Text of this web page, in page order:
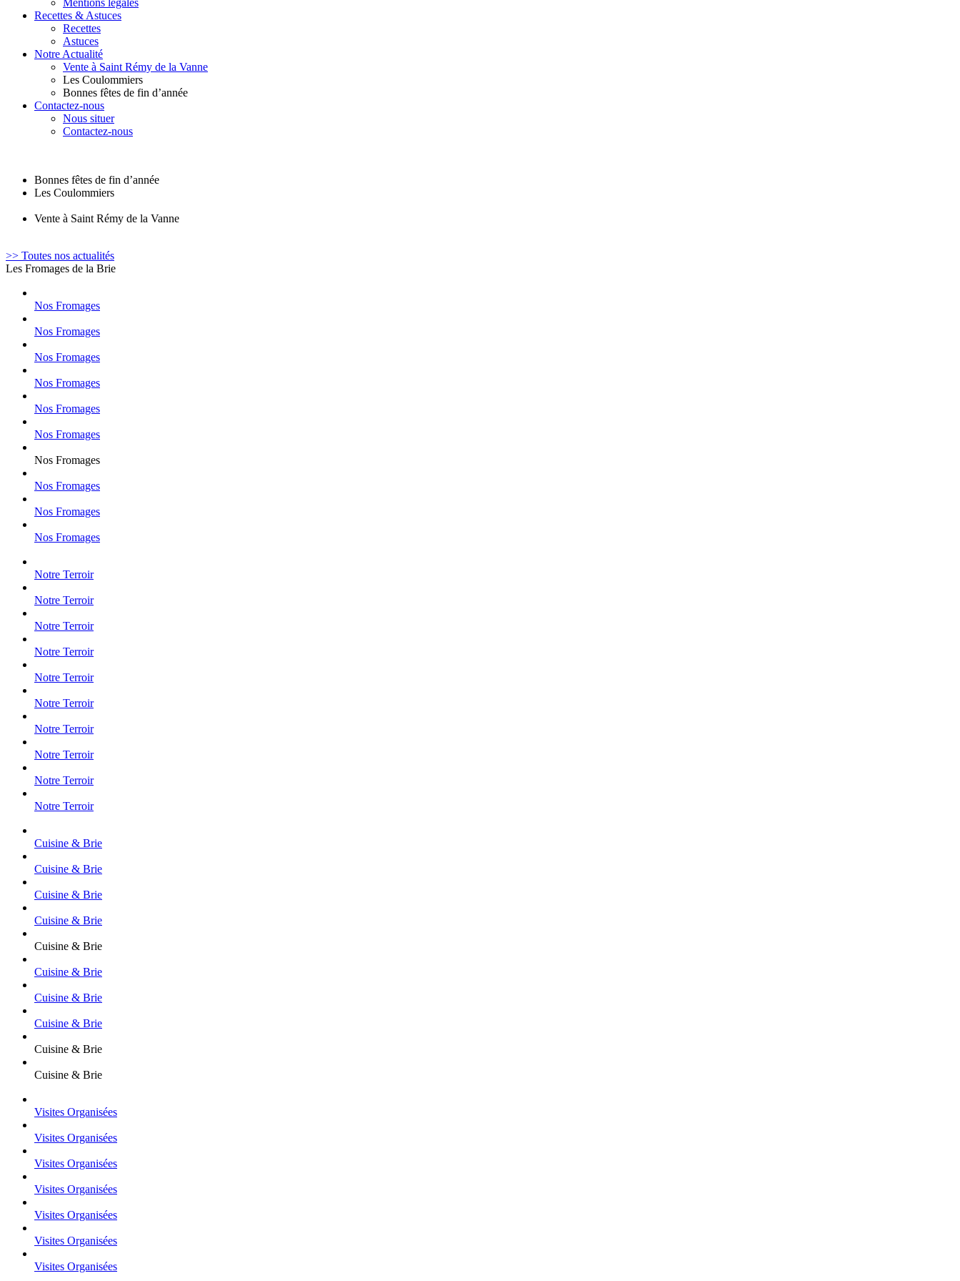
Mentions légales
Recettes & Astuces
Recettes
Astuces
Notre Actualité
Vente à Saint Rémy de la Vanne
Les Coulommiers
Bonnes fêtes de fin d’année
Contactez-nous
Nous situer
Contactez-nous
Bonnes fêtes de fin d’année
Les Coulommiers
Vente à Saint Rémy de la Vanne
>> Toutes nos actualités
Les Fromages de la Brie
Nos Fromages
Nos Fromages
Nos Fromages
Nos Fromages
Nos Fromages
Nos Fromages
Nos Fromages
Nos Fromages
Nos Fromages
Nos Fromages
Notre Terroir
Notre Terroir
Notre Terroir
Notre Terroir
Notre Terroir
Notre Terroir
Notre Terroir
Notre Terroir
Notre Terroir
Notre Terroir
Cuisine & Brie
Cuisine & Brie
Cuisine & Brie
Cuisine & Brie
Cuisine & Brie
Cuisine & Brie
Cuisine & Brie
Cuisine & Brie
Cuisine & Brie
Cuisine & Brie
Visites Organisées
Visites Organisées
Visites Organisées
Visites Organisées
Visites Organisées
Visites Organisées
Visites Organisées